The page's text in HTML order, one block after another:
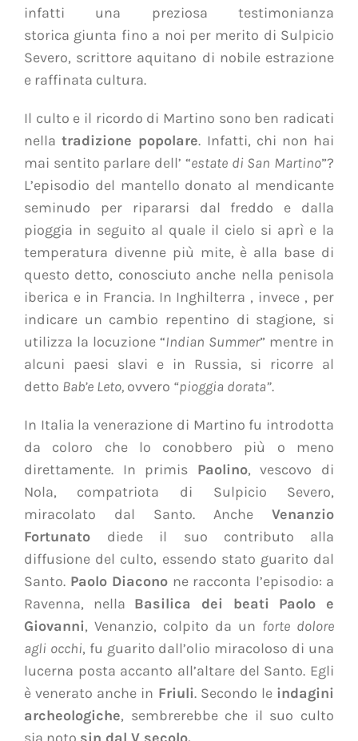
infatti una preziosa testimonianza
storica giunta fino a noi per merito di Sulpicio
Severo, scrittore aquitano di nobile estrazione
e raffinata cultura.
Il culto e il ricordo di Martino sono ben radicati
nellatradizione popolare. Infatti, chi non hai
mai sentito parlare dell’ “estate di San Martino”?
L’episodio del mantello donato al mendicante
seminudo per ripararsi dal freddo e dalla
pioggia in seguito al quale il cielo si aprì e la
temperatura divenne più mite, è alla base di
questo detto, conosciuto anche nella penisola
iberica e in Francia. In Inghilterra , invece , per
indicare un cambio repentino di stagione, si
utilizza la locuzione “Indian Summer” mentre in
alcuni paesi slavi e in Russia, si ricorre al
detto Bab’e Leto, ovvero “pioggia dorata”.
In Italia la venerazione di Martino fu introdotta
da coloro che lo conobbero più o meno
direttamente. In primis Paolino, vescovo di
Nola, compatriota di Sulpicio Severo,
miracolato dal Santo. AncheVenanzio
Fortunato diede il suo contributo alla
diffusione del culto, essendo stato guarito dal
Santo. Paolo Diacono ne racconta l’episodio: a
Ravenna, nella Basilica dei beati Paolo e
Giovanni, Venanzio, colpito da un forte dolore
agli occhi, fu guarito dall’olio miracoloso di una
lucerna posta accanto all’altare del Santo. Egli
è venerato anche in Friuli. Secondo le indagini
archeologiche, sembrerebbe che il suo culto